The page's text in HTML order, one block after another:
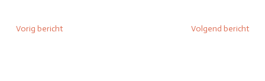
navigatie
Vorig bericht Volgend bericht